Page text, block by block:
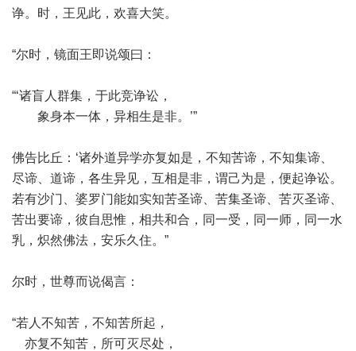
诤。时，王见此，欢喜大笑。
“尔时，镜面王即说颂曰：
“‘诸盲人群集，于此竞诤讼，
象身本一体，异相生是非。’”
佛告比丘：‘诸外道异学亦复如是，不知苦谛，不知集谛、
尽谛、道谛，各生异见，互相是非，谓己为是，便起诤讼。
若有沙门、婆罗门能如实知苦圣谛、苦集圣谛、苦灭圣谛、
苦出要谛，彼自思惟，相共和合，同一受，同一师，同一水
乳，炽然佛法，安乐久住。”
尔时，世尊而说偈言：
“若人不知苦，不知苦所起，
亦复不知苦，所可灭尽处，